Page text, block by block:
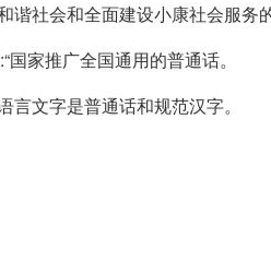
社会和全面建设小康社会服务
家推广全国通用的普通话。
文字是普通话和规范汉字。